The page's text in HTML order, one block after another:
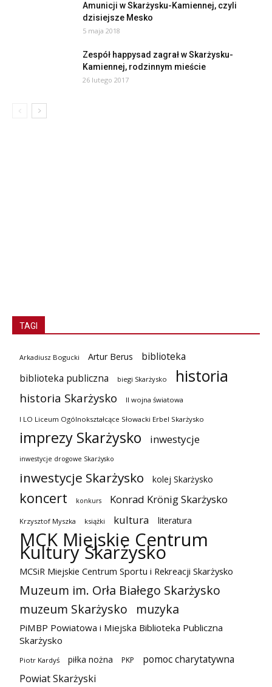
Amunicji w Skarżysku-Kamiennej, czyli
dzisiejsze Mesko
5 maja 2018
Zespół happysad zagrał w Skarżysku-
Kamiennej, rodzinnym mieście
26 lutego 2017
TAGI
Arkadiusz Bogucki Artur Berus
biblioteka
biblioteka publiczna
biegi Skarżysko historia
historia Skarżysko II wojna światowa
I LO Liceum Ogólnokształcące Słowacki Erbel Skarżysko
imprezy Skarżysko inwestycje
inwestycje drogowe Skarżysko
inwestycje Skarżysko kolej Skarżysko
koncert konkurs Konrad Krönig Skarżysko
Krzysztof Myszka książki kultura literatura
MCK Miejskie Centrum
Kultury Skarżysko
MCSiR Miejskie Centrum Sportu i Rekreacji Skarżysko
Muzeum im. Orła Białego Skarżysko
muzeum Skarżysko
muzyka
PiMBP Powiatowa i Miejska Biblioteka Publiczna
Skarżysko
Piotr Kardyś piłka nożna PKP
pomoc charytatywna
Powiat Skarżyski